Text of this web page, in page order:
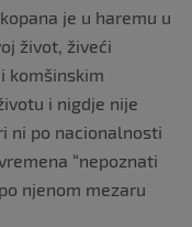
je u haremu u
život, živeći
komšinskim
i nigdje nije
ni po nacionalnosti
“nepoznati
njenom mezaru